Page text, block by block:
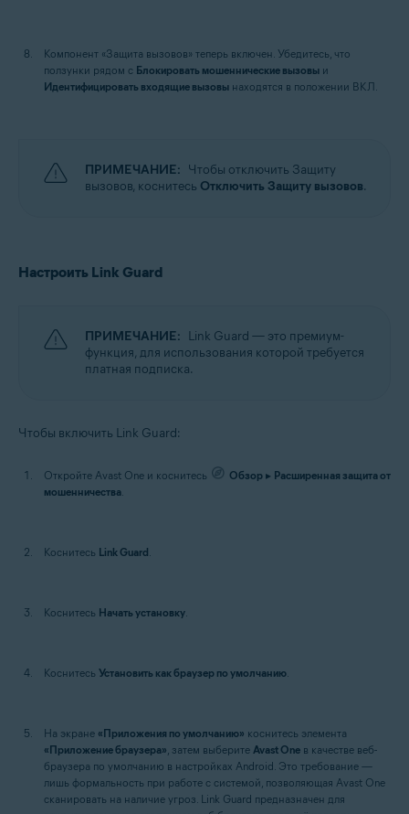
Компонент «Защита вызовов» теперь включен. Убедитесь, что
ползунки рядом с Блокировать мошеннические вызовы и
Идентифицировать входящие вызовы находятся в положении ВКЛ.
ПРИМЕЧАНИЕ: Чтобы отключить Защиту
вызовов, коснитесь Отключить Защиту вызовов.
Настроить Link Guard
ПРИМЕЧАНИЕ: Link Guard — это премиум-
функция, для использования которой требуется
платная подписка.
Чтобы включить Link Guard:
Откройте Avast One и коснитесь Обзор ▸ Расширенная защита от
мошенничества.
Коснитесь Link Guard.
Коснитесь Начать установку.
Коснитесь Установить как браузер по умолчанию.
На экране «Приложения по умолчанию» коснитесь элемента
«Приложение браузера», затем выберите Avast One в качестве веб-
браузера по умолчанию в настройках Android. Это требование —
лишь формальность при работе с системой, позволяющая Avast One
сканировать на наличие угроз. Link Guard предназначен для